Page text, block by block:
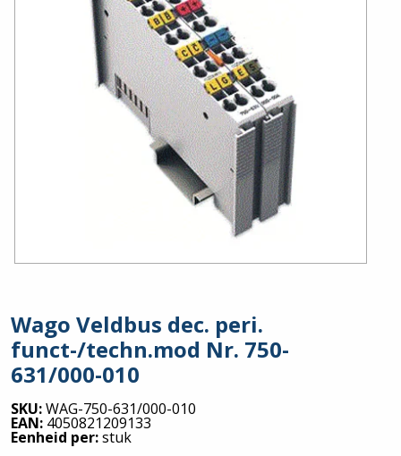
Wago Veldbus dec. peri.
funct-/techn.mod Nr. 750-
631/000-010
SKU:WAG-750-631/000-010
EAN: 4050821209133
Eenheid per:stuk